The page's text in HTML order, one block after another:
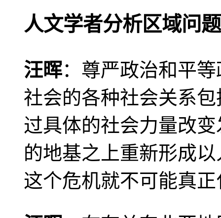
人文学者分析区域问题
汪晖：尊严政治和平
社会的各种社会关系
过具体的社会力量改
的地基之上重新形成
这个危机就不可能真